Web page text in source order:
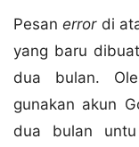
Pesanerrordi
yang baru
dua bulan.
gunakan akun
dua bulan untu